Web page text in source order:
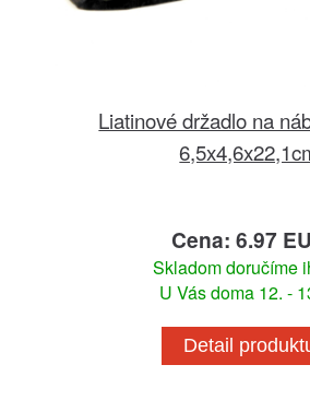
Liatinové držadlo na
Cena: 6.97
Skladom doručíme
U Vás doma 12. -
Detail